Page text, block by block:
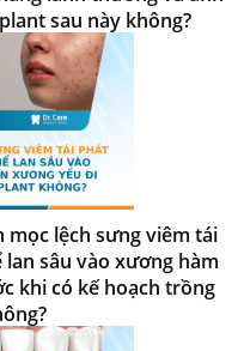
sau này không?
mọc lệch sưng viêm tái
sâu vào xương hàm
khi có kế hoạch trồng